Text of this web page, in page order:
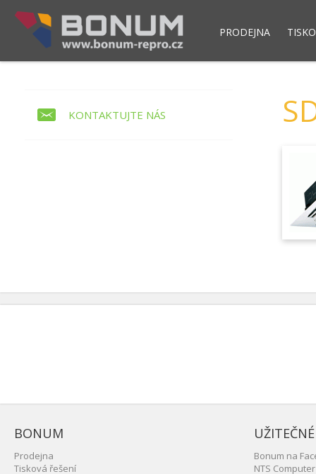
PRODEJNA
KONTAKTUJTE NÁS
BONUM
Prodejna
Tisková řešení
Bonum na
NTS Computer